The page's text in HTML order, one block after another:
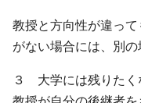
教授と方向性が違っ
がない場合には、別の
３ 大学には残りたく